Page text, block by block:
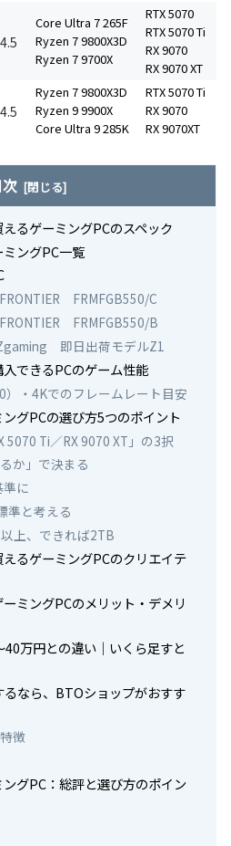
4.5
Core Ultra 7 265F
Ryzen 7 9800X3D
Ryzen 7 9700X
RTX 5070
RTX 5070 Ti
RX 9070
RX 9070 XT
4.5
Ryzen 7 9800X3D
Ryzen 9 9900X
Core Ultra 9 285K
RTX 5070 Ti
RX 9070
RX 9070XT
るゲーミングPCのスペック
ングPC一覧
FRMFGB550/C
FRMFGB550/B
即日出荷モデルZ1
できるPCのゲーム性能
・4Kでのフレームレート目安
グPCの選び方5つのポイント
Ti／RX 9070 XT」の3択
か」で決まる
に
準と考える
上、できれば2TB
るゲーミングPCのクリエイテ
ミングPCのメリット・デメリ
万円との違い｜いくら足すと
なら、BTOショップがおすす
徴
グPC：総評と選び方のポイン